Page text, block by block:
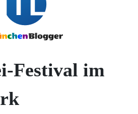
Festival im